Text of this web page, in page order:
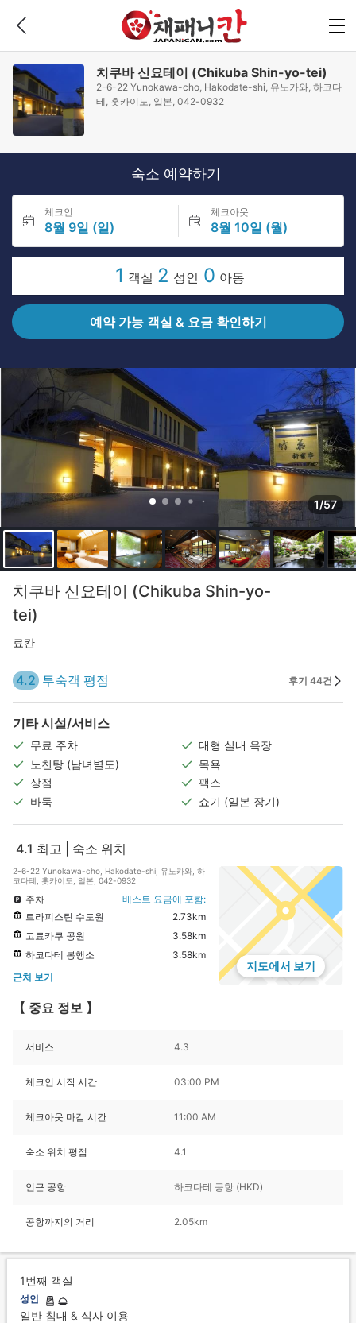
치쿠바 신요테이 (Chikuba Shin-yo-tei)
2-6-22 Yunokawa-cho, Hakodate-shi, 유노카와, 하코다
테, 홋카이도, 일본, 042-0932
숙소 예약하기
체크인
8월 9일 (일)
체크아웃
8월 10일 (월)
1 객실 2 성인 0 아동
예약 가능 객실 & 요금 확인하기
1/57
치쿠바 신요테이 (Chikuba Shin-yo-
tei)
료칸
4.2 투숙객 평점 후기 44건
기타 시설/서비스
무료 주차
대형 실내 욕장
노천탕 (남녀별도)
목욕
상점
팩스
바둑
쇼기 (일본 장기)
4.1 최고 | 숙소 위치
2-6-22 Yunokawa-cho, Hakodate-shi, 유노카와, 하
코다테, 홋카이도, 일본, 042-0932
주차
베스트 요금에 포함:
트라피스틴 수도원
2.73km
고료카쿠 공원
3.58km
하코다테 봉행소
3.58km
근처 보기
지도에서 보기
【 중요 정보 】
서비스 4.3
체크인 시작 시간 03:00 PM
체크아웃 마감 시간 11:00 AM
숙소 위치 평점 4.1
인근 공항 하코다테 공항 (HKD)
공항까지의 거리 2.05km
1번째 객실
성인
일반 침대 & 식사 이용